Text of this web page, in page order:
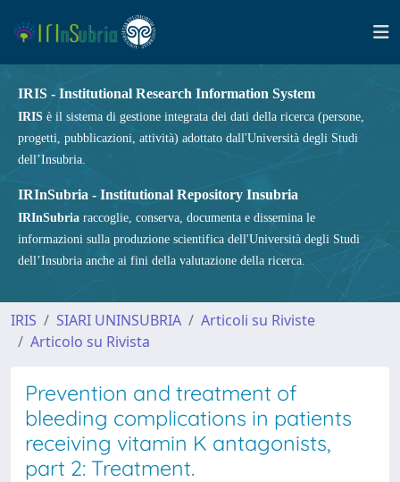
IRIS - Institutional Research Information System
IRIS è il sistema di gestione integrata dei dati della ricerca (persone,
progetti, pubblicazioni, attività) adottato dall'Università degli Studi
dell’Insubria.
IRInSubria - Institutional Repository Insubria
IRInSubria raccoglie, conserva, documenta e dissemina le
informazioni sulla produzione scientifica dell'Università degli Studi
dell’Insubria anche ai fini della valutazione della ricerca.
IRIS SIARI UNINSUBRIA
Articoli su Riviste
Articolo su Rivista
Prevention and treatment of
bleeding complications in patients
receiving vitamin K antagonists,
part 2: Treatment.